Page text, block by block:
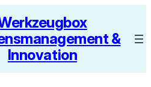
&
Innovation